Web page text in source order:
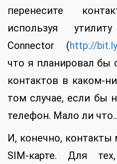
перенесите
используя
Connector (http://
что я планировал бы
контактов в каком-
том случае, если бы
телефон. Мало ли
И, конечно,
SIM-карте. Для